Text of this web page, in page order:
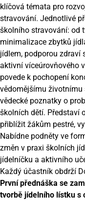
klíčová témata pro
stravování. Jednotlivé
školního stravování: od
minimalizace zbytků
jídlem, podporou zdraví
aktivní víceúrovňového
povede k pochopení
vědomějšímu životnímu
vědecké poznatky o
školních dětí. Představí
přiblížit žákům pestré,
Nabídne podněty ve
změn v praxi školních
jídelníčku a aktivního
Každý účastník obdrží
První přednáška se
tvorbě jídelního lístku s